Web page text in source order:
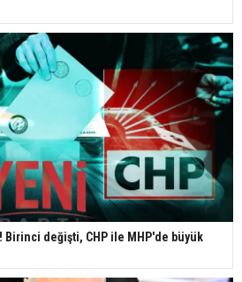
Birinci değişti, CHP ile MHP'de büyük